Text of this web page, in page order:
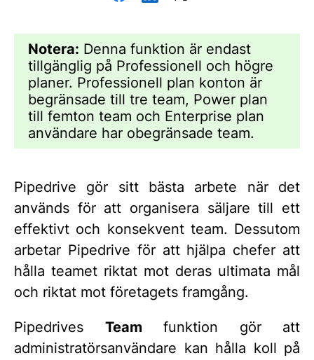
Notera: Denna funktion är endast
tillgänglig på Professionell och högre
planer. Professionell plan konton är
begränsade till tre team, Power plan
till femton team och Enterprise plan
användare har obegränsade team.
Pipedrive gör sitt bästa arbete när det
används för att organisera säljare till ett
effektivt och konsekvent team. Dessutom
arbetar Pipedrive för att hjälpa chefer att
hålla teamet riktat mot deras ultimata mål
och riktat mot företagets framgång.
Pipedrives Team funktion gör att
administratörsanvändare kan hålla koll på